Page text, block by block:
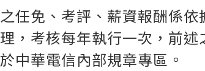
任免、考評、薪資報酬係
，考核每年執行一次，前
中華電信內部規章專區。